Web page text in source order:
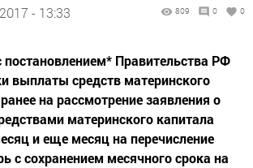
- 13:33 809 0 0
постановлением* Правительства РФ
выплаты средств материнского
на рассмотрение заявления о
материнского капитала
и еще месяц на перечисление
с сохранением месячного срока на